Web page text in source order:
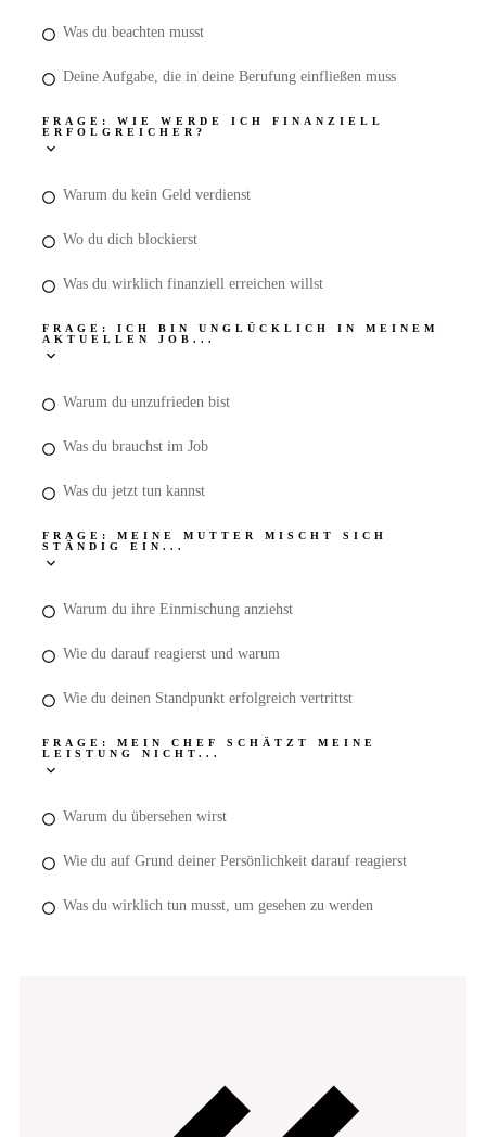
Was du beachten musst
Deine Aufgabe, die in deine Berufung einfließen muss
FRAGE: WIE WERDE ICH FINANZIELL
ERFOLGREICHER?
Warum du kein Geld verdienst
Wo du dich blockierst
Was du wirklich finanziell erreichen willst
FRAGE: ICH BIN UNGLÜCKLICH IN MEINEM
AKTUELLEN JOB...
Warum du unzufrieden bist
Was du brauchst im Job
Was du jetzt tun kannst
FRAGE: MEINE MUTTER MISCHT SICH
STÄNDIG EIN...
Warum du ihre Einmischung anziehst
Wie du darauf reagierst und warum
Wie du deinen Standpunkt erfolgreich vertrittst
FRAGE: MEIN CHEF SCHÄTZT MEINE
LEISTUNG NICHT...
Warum du übersehen wirst
Wie du auf Grund deiner Persönlichkeit darauf reagierst
Was du wirklich tun musst, um gesehen zu werden